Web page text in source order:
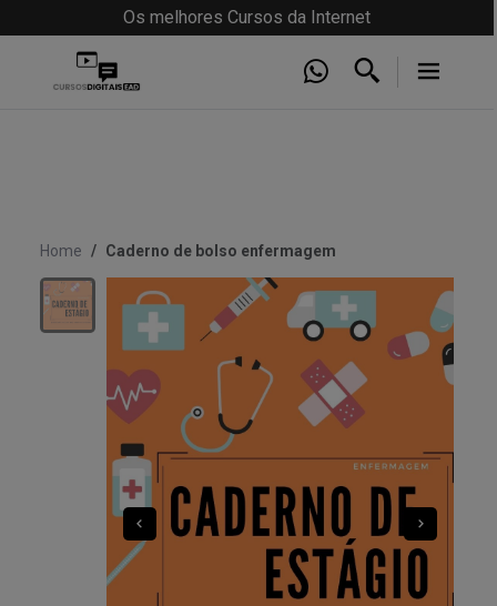
Os melhores Cursos da Internet
Home Caderno de bolso enfermagem